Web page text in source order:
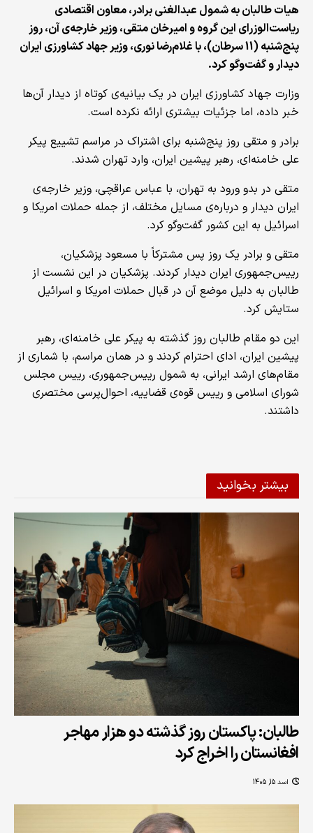
هیات طالبان به شمول عبدالغنی برادر، معاون اقتصادی
ریاست‌الوزرای این گروه و امیرخان متقی، وزیر خارجه‌ی آن، روز
پنج‌شنبه (11 سرطان)، با غلام‌رضا نوری، وزیر جهاد کشاورزی ایران
دیدار و گفت‌وگو کرد.
وزارت جهاد کشاورزی ایران در یک بیانیه‌ی کوتاه از دیدار آن‌ها
خبر داده، اما جزئیات بیشتری ارائه نکرده است.
برادر و متقی روز پنج‌شنبه برای اشتراک در مراسم تشییع پیکر
علی خامنه‌ای، رهبر پیشین ایران، وارد تهران شدند.
متقی در بدو ورود به تهران، با عباس عراقچی، وزیر خارجه‌ی
ایران دیدار و درباره‌ی مسایل مختلف، از جمله حملات امریکا و
اسرائیل به این کشور گفت‌وگو کرد.
متقی و برادر یک روز پس مشترکاً با مسعود پزشکیان،
رییس‌جمهوری ایران دیدار کردند. پزشکیان در این نشست از
طالبان به دلیل موضع آن در قبال حملات امریکا و اسرائیل
ستایش کرد.
این دو مقام‌ طالبان روز گذشته به پیکر علی خامنه‌ای، رهبر
پیشین ایران، ادای احترام کردند و در همان مراسم، با شماری از
مقام‌های ارشد ایرانی، به شمول رییس‌جمهوری، رییس مجلس
شورای اسلامی و رییس قوه‌ی قضاییه، احوال‌پرسی مختصری
داشتند.
بیشتر بخوانید
طالبان: پاکستان روز گذشته دو هزار مهاجر
افغانستان را اخراج کرد
اسد 15, 1405